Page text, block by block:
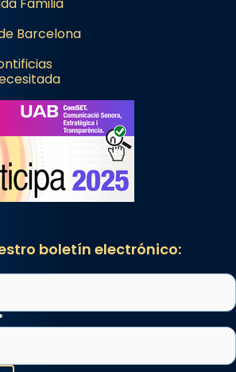
Familia
Barcelona
boletín electrónico: